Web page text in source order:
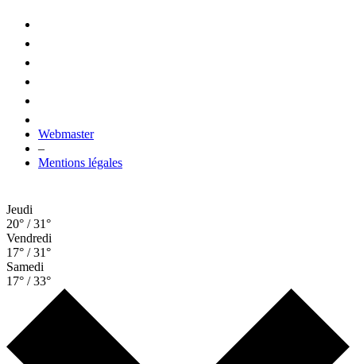
Webmaster
–
Mentions légales
Jeudi
20° / 31°
Vendredi
17° / 31°
Samedi
17° / 33°